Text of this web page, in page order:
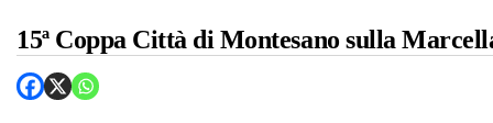
15ª Coppa Città di Montesano sulla